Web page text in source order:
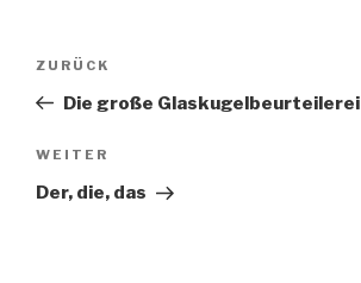
Beitragsnavigation
Vorheriger
Beitrag
ZURÜCK
Die große Glaskugelbeurteilerei
Nächster
Beitrag
WEITER
Der, die, das